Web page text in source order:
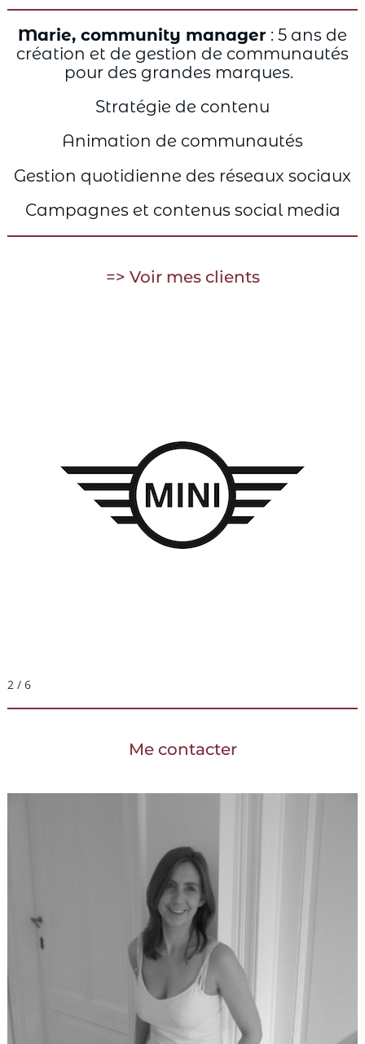
Marie, community manager : 5 ans de
création et de gestion de communautés
pour des grandes marques.
Stratégie de contenu
Animation de communautés
Gestion quotidienne des réseaux sociaux
Campagnes et contenus social media
=> Voir mes clients
2 / 6
Me contacter